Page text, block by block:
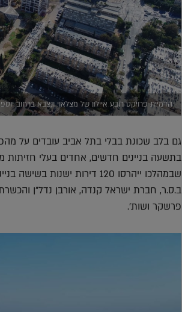
הדמיית פרויקט רובע איילון של מצלאוי ונצבא ברחוב
שבמהלכו ייהרסו 120 דירות
ב.ס.ר, חברת ישראל קנדה, אורבן נדל"ן והכשרת
פרשקר ושות'.